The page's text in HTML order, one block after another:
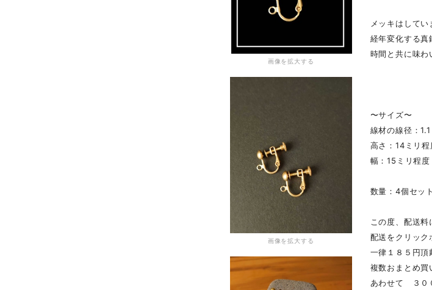
画像を拡大する
画像を拡大する
メッキはしてい
経年変化する真
時間と共に味わ
〜サイズ〜
線材の線径：
高さ：14ミリ程
幅：15ミリ程度
数量：4個セット
この度、配送料
配送をクリック
一律１８５円頂
複数おまとめ買
あわせて ３０